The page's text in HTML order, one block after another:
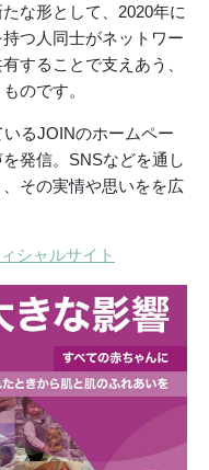
な形として、2020年に
つ人同士がネットワー
することで支えあう、
のです。
るJOINのホームペー
発信。SNSなどを通し
その実情や思いをを広
シャルサイト